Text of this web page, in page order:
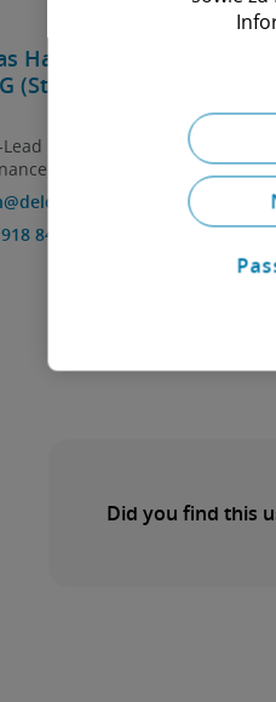
Hanten,
(St.
Law
8424
Did you find this